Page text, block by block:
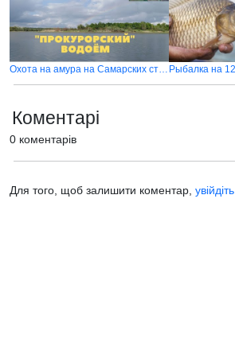
Охота на амура на Самарских ставках в Донецкой области
Коментарі
0 коментарів
Для того, щоб залишити коментар, увійдіть